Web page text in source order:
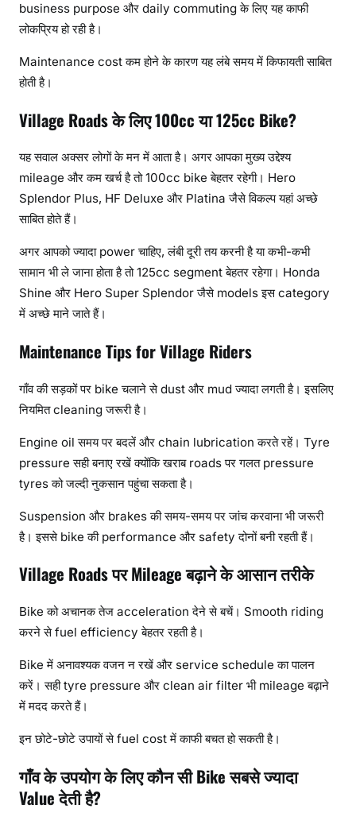
business purpose और daily commuting के लिए यह काफी
लोकप्रिय हो रही है।
Maintenance cost कम होने के कारण यह लंबे समय में किफायती साबित
होती है।
Village Roads के लिए 100cc या 125cc Bike?
यह सवाल अक्सर लोगों के मन में आता है। अगर आपका मुख्य उद्देश्य
mileage और कम खर्च है तो 100cc bike बेहतर रहेगी। Hero
Splendor Plus, HF Deluxe और Platina जैसे विकल्प यहां अच्छे
साबित होते हैं।
अगर आपको ज्यादा power चाहिए, लंबी दूरी तय करनी है या कभी-कभी
सामान भी ले जाना होता है तो 125cc segment बेहतर रहेगा। Honda
Shine और Hero Super Splendor जैसे models इस category
में अच्छे माने जाते हैं।
Maintenance Tips for Village Riders
गाँव की सड़कों पर bike चलाने से dust और mud ज्यादा लगती है। इसलिए
नियमित cleaning जरूरी है।
Engine oil समय पर बदलें और chain lubrication करते रहें। Tyre
pressure सही बनाए रखें क्योंकि खराब roads पर गलत pressure
tyres को जल्दी नुकसान पहुंचा सकता है।
Suspension और brakes की समय-समय पर जांच करवाना भी जरूरी
है। इससे bike की performance और safety दोनों बनी रहती हैं।
Village Roads पर Mileage बढ़ाने के आसान तरीके
Bike को अचानक तेज acceleration देने से बचें। Smooth riding
करने से fuel efficiency बेहतर रहती है।
Bike में अनावश्यक वजन न रखें और service schedule का पालन
करें। सही tyre pressure और clean air filter भी mileage बढ़ाने
में मदद करते हैं।
इन छोटे-छोटे उपायों से fuel cost में काफी बचत हो सकती है।
गाँव के उपयोग के लिए कौन सी Bike सबसे ज्यादा
Value देती है?